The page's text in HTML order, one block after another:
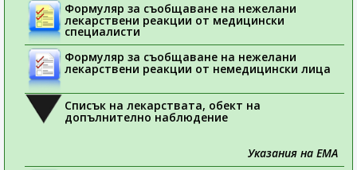
Формуляр за съобщаване на нежелани
лекарствени реакции от медицински
специалисти
Формуляр за съобщаване на нежелани
лекарствени реакции от немедицински лица
Списък на лекарствата, обект на
допълнително наблюдение
Указания на ЕМА